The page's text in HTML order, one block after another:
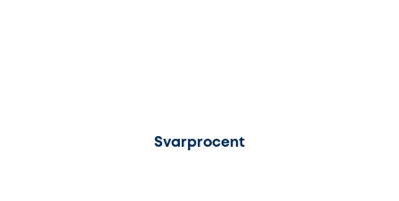
Svarprocent